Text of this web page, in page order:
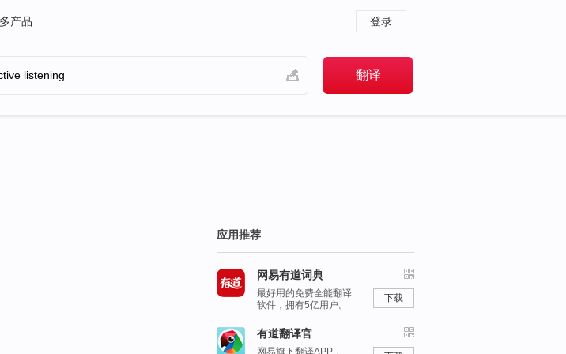
产品 登录
应用推荐